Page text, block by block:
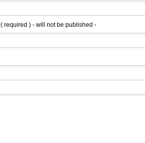
( required ) - will not be published -